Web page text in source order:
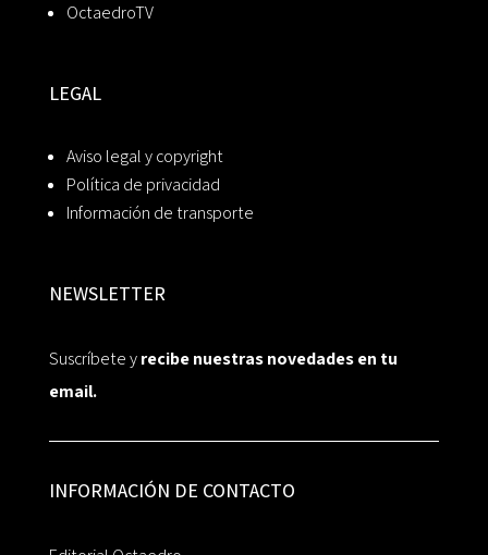
OctaedroTV
LEGAL
Aviso legal y copyright
Política de privacidad
Información de transporte
NEWSLETTER
Suscríbete yrecibe nuestras novedades en tu
email.
INFORMACIÓN DE CONTACTO